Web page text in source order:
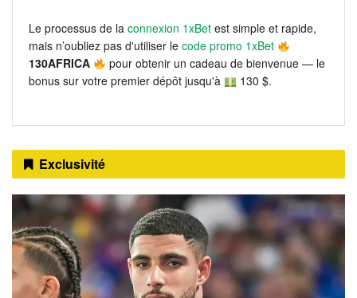
Le processus de la connexion 1xBet est simple et rapide,
mais n’oubliez pas d'utiliser le code promo 1xBet
130AFRICA
pour obtenir un cadeau de bienvenue — le
bonus sur votre premier dépôt jusqu'à
130 $.
Exclusivité